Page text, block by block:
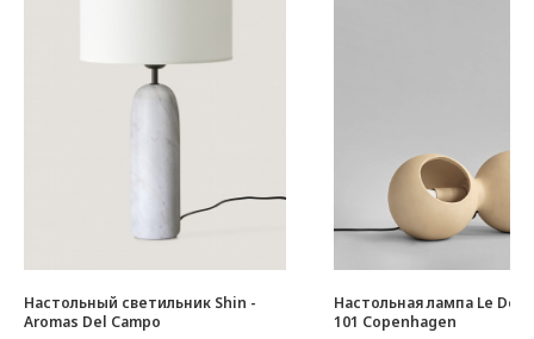
Настольный светильник Shin -
Aromas Del Campo
Настольная лампа Le
101 Copenhagen